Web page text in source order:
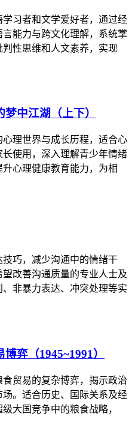
习者和文学爱好者，通过经
能力与跨文化理解，系统掌
性思维和人文素养，实现
中江湖（上下）
理世界与成长历程，适合心
使用，深入理解青少年情绪
心理健康教育能力，为相
巧，减少沟通中的情绪干
改善沟通质量的专业人士及
非暴力表达、冲突处理等实
弈（1945~1991）
贸易的复杂博弈，揭示政治
。适合历史、国际关系及经
大国竞争中的粮食战略，